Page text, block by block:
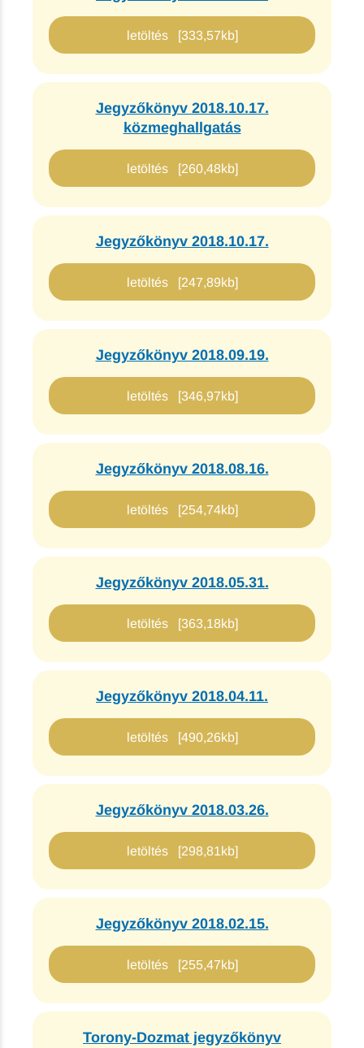
letöltés [333,57kb]
Jegyzőkönyv 2018.10.17.
közmeghallgatás
letöltés [260,48kb]
Jegyzőkönyv 2018.10.17.
letöltés [247,89kb]
Jegyzőkönyv 2018.09.19.
letöltés [346,97kb]
Jegyzőkönyv 2018.08.16.
letöltés [254,74kb]
Jegyzőkönyv 2018.05.31.
letöltés [363,18kb]
Jegyzőkönyv 2018.04.11.
letöltés [490,26kb]
Jegyzőkönyv 2018.03.26.
letöltés [298,81kb]
Jegyzőkönyv 2018.02.15.
letöltés [255,47kb]
Torony-Dozmat jegyzőkönyv